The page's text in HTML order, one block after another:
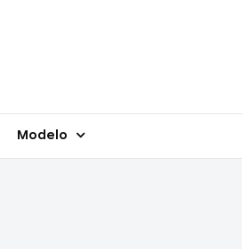
Modelo